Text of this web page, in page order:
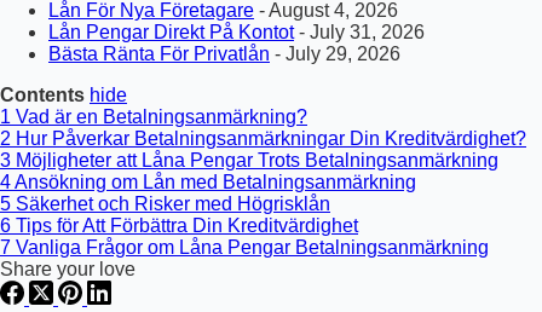
Lån För Nya Företagare - August 4, 2026
Lån Pengar Direkt På Kontot- July 31, 2026
Bästa Ränta För Privatlån - July 29, 2026
Contents hide
1 Vad är en Betalningsanmärkning?
2 Hur Påverkar Betalningsanmärkningar Din Kreditvärdighet?
3 Möjligheter att Låna Pengar Trots Betalningsanmärkning
4Ansökning om Lån med Betalningsanmärkning
5 Säkerhet och Risker med Högrisklån
6 Tips för Att Förbättra Din Kreditvärdighet
7 Vanliga Frågor om Låna Pengar Betalningsanmärkning
Share your love